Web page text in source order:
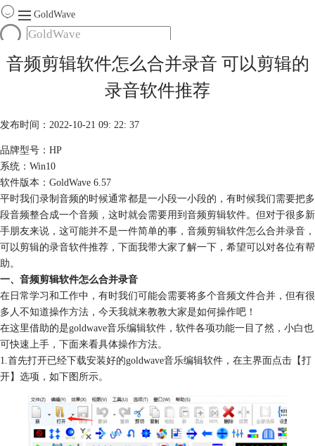
GoldWave
首页
产品
购买
音频剪辑软件怎么合并录音 可以剪辑的
录音软件推荐
发布时间：2022-10-21 09: 22: 37
品牌型号：HP
系统：Win10
软件版本：GoldWave 6.57
平时我们录制音频的时候通常都是一小段一小段的，有时候我们需要把多
段音频整合成一个音频，这时就会需要用到音频剪辑软件。但对于很多新
手朋友来说，这可能并不是一件简单的事，音频剪辑软件怎么合并录音，
可以剪辑的录音软件推荐，下面我带大家了解一下，希望可以对各位有帮
助。
一、音频剪辑软件怎么合并录音
在日常学习和工作中，有时我们可能会需要将多个音频文件合并，但有很
多人不知道操作方法，今天我就来教教大家是如何操作吧！
在这里借助的是goldwave音乐编辑软件，软件各项功能一目了然，小白也
可快速上手，下面来看具体操作方法。
1.首先打开已经下载安装好的goldwave音乐编辑软件，在主界面点击【打
开】选项，如下图所示。